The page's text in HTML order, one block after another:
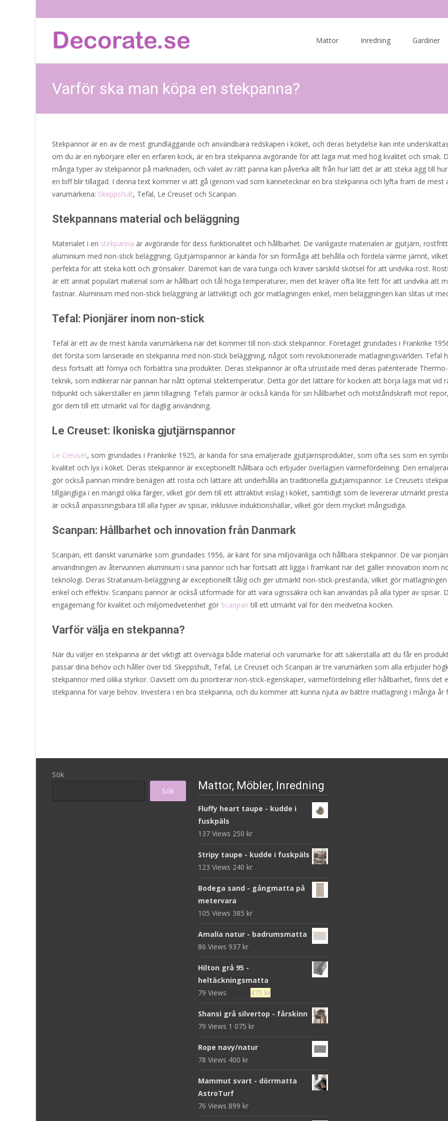
Mattor Inredning Gardiner
Varför ska man köpa en stekpanna?
Stekpannor är en av de mest grundläggande och användbara redskapen i köket, och deras betydelse kan inte
om du är en nybörjare eller en erfaren kock, är en bra stekpanna avgörande för att laga mat med hög kvalitet och smak.
många typer av stekpannor på marknaden, och valet av rätt panna kan påverka allt från hur lätt det är att steka ägg till
en biff blir tillagad. I denna text kommer vi att gå igenom vad som kännetecknar en bra stekpanna och lyfta fram de mest
varumärkena: Skeppshult, Tefal, Le Creuset och Scanpan.
Stekpannans material och beläggning
Materialet i en stekpanna är avgörande för dess funktionalitet och hållbarhet. De vanligaste materialen är gjutjärn,
aluminium med non-stick beläggning. Gjutjärnspannor är kända för sin förmåga att behålla och fördela värme jämnt,
perfekta för att steka kött och grönsaker. Däremot kan de vara tunga och kräver särskild skötsel för att undvika rost.
är ett annat populärt material som är hållbart och tål höga temperaturer, men det kräver ofta lite fett för att undvika att
fastnar. Aluminium med non-stick beläggning är lättviktigt och gör matlagningen enkel, men beläggningen kan slitas ut
Tefal: Pionjärer inom non-stick
Tefal är ett av de mest kända varumärkena när det kommer till non-stick stekpannor. Företaget grundades i Frankrike
det första som lanserade en stekpanna med non-stick beläggning, något som revolutionerade matlagningsvärlden. Tefal
dess fortsatt att förnya och förbättra sina produkter. Deras stekpannor är ofta utrustade med deras patenterade
teknik, som indikerar när pannan har nått optimal stektemperatur. Detta gör det lättare för kocken att börja laga mat vid
tidpunkt och säkerställer en jämn tillagning. Tefals pannor är också kända för sin hållbarhet och motståndskraft mot
gör dem till ett utmärkt val för daglig användning.
Le Creuset: Ikoniska gjutjärnspannor
Le Creuset, som grundades i Frankrike 1925, är kända för sina emaljerade gjutjärnsprodukter, som ofta ses som en
kvalitet och lyx i köket. Deras stekpannor är exceptionellt hållbara och erbjuder överlägsen värmefördelning. Den
gör också pannan mindre benägen att rosta och lättare att underhålla än traditionella gjutjärnspannor. Le Creusets
tillgängliga i en mängd olika färger, vilket gör dem till ett attraktivt inslag i köket, samtidigt som de levererar utmärkt
är också anpassningsbara till alla typer av spisar, inklusive induktionshällar, vilket gör dem mycket mångsidiga.
Scanpan: Hållbarhet och innovation från Danmark
Scanpan, ett danskt varumärke som grundades 1956, är känt för sina miljövänliga och hållbara stekpannor. De var
användningen av återvunnen aluminium i sina pannor och har fortsatt att ligga i framkant när det gäller innovation inom
teknologi. Deras Stratanium-beläggning är exceptionellt tålig och ger utmärkt non-stick-prestanda, vilket gör
enkel och effektiv. Scanpans pannor är också utformade för att vara ugnssäkra och kan användas på alla typer av spisar.
engagemang för kvalitet och miljömedvetenhet gör Scanpan till ett utmärkt val för den medvetna kocken.
Varför välja en stekpanna?
När du väljer en stekpanna är det viktigt att överväga både material och varumärke för att säkerställa att du får en
passar dina behov och håller över tid. Skeppshult, Tefal, Le Creuset och Scanpan är tre varumärken som alla erbjuder
stekpannor med olika styrkor. Oavsett om du prioriterar non-stick-egenskaper, värmefördelning eller hållbarhet, finns det
stekpanna för varje behov. Investera i en bra stekpanna, och du kommer att kunna njuta av bättre matlagning i många år
Sök
Sök
Mattor, Möbler, Inredning
Fluffy heart taupe - kudde i
fuskpäls
137 Views 250 kr
Stripy taupe - kudde i fuskpäls
123 Views 240 kr
Bodega sand - gångmatta på
metervara
105 Views 385 kr
Amalia natur - badrumsmatta
86 Views 937 kr
Hilton grå 95 -
heltäckningsmatta
79 Views
Det
priset
var:
475 krDet
priset
Shansi grå silvertop - fårskinn
79 Views 1 075 kr
Rope navy/natur
78 Views 400 kr
Mammut svart - dörrmatta
AstroTurf
76 Views 899 kr